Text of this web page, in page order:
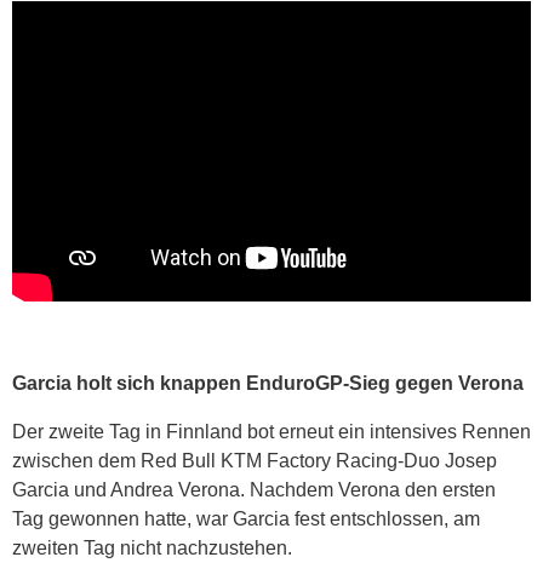
Garcia holt sich knappen EnduroGP-Sieg gegen Verona
Der zweite Tag in Finnland bot erneut ein intensives Rennen
zwischen dem Red Bull KTM Factory Racing-Duo Josep
Garcia und Andrea Verona. Nachdem Verona den ersten
Tag gewonnen hatte, war Garcia fest entschlossen, am
zweiten Tag nicht nachzustehen.